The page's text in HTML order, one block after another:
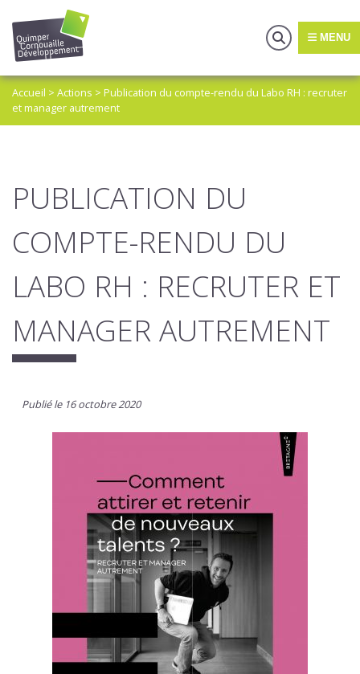
MENU
Accueil > Actions > Publication du compte-rendu du Labo RH : recruter
et manager autrement
PUBLICATION DU
COMPTE-RENDU DU
LABO RH : RECRUTER ET
MANAGER AUTREMENT
Publié le 16 octobre 2020